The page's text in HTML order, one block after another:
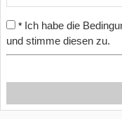
* Ich habe die
und stimme diesen zu.